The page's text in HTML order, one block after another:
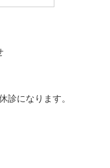
診になります。